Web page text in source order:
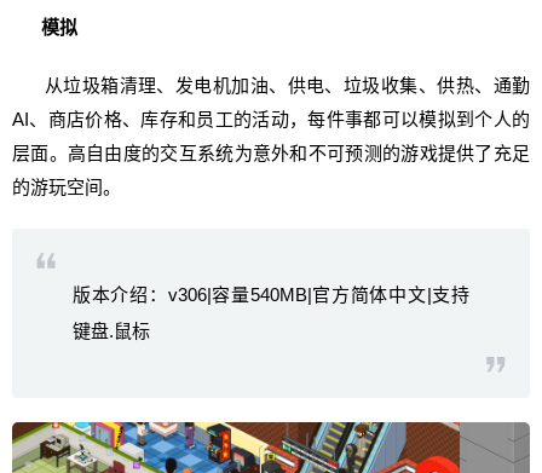
模拟
从垃圾箱清理、发电机加油、供电、垃圾收集、供热、通勤
AI、商店价格、库存和员工的活动，每件事都可以模拟到个人的
层面。高自由度的交互系统为意外和不可预测的游戏提供了充足
的游玩空间。
版本介绍：v306|容量540MB|官方简体中文|支持
键盘.鼠标